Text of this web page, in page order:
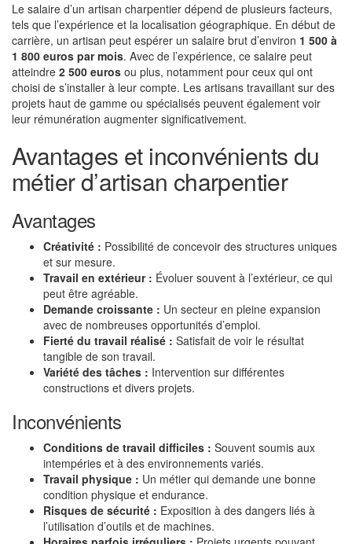
Le salaire d’un artisan charpentier dépend de plusieurs facteurs,
tels que l’expérience et la localisation géographique. En début de
carrière, un artisan peut espérer un salaire brut d’environ 1 500 à
1 800 euros par mois. Avec de l’expérience, ce salaire peut
atteindre 2 500 euros ou plus, notamment pour ceux qui ont
choisi de s’installer à leur compte. Les artisans travaillant sur des
projets haut de gamme ou spécialisés peuvent également voir
leur rémunération augmenter significativement.
Avantages et inconvénients du
métier d’artisan charpentier
Avantages
Créativité : Possibilité de concevoir des structures uniques
et sur mesure.
Travail en extérieur : Évoluer souvent à l’extérieur, ce qui
peut être agréable.
Demande croissante : Un secteur en pleine expansion
avec de nombreuses opportunités d’emploi.
Fierté du travail réalisé : Satisfait de voir le résultat
tangible de son travail.
Variété des tâches : Intervention sur différentes
constructions et divers projets.
Inconvénients
Conditions de travail difficiles : Souvent soumis aux
intempéries et à des environnements variés.
Travail physique : Un métier qui demande une bonne
condition physique et endurance.
Risques de sécurité : Exposition à des dangers liés à
l’utilisation d’outils et de machines.